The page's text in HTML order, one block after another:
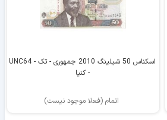
اسکناس 50 شیلینگ 2010 جمهوری - تک - UNC64
- کنیا
اتمام (فعلا موجود نیست)